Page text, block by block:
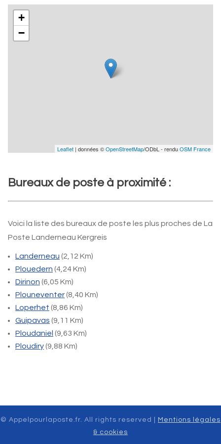
+
−
Leaflet | données ©OpenStreetMap/ODbL - renduOSM France
Bureaux de poste à proximité :
Voici la liste des bureaux de poste les plus proches de La
Poste Landerneau Kergreis
Landerneau (2,12 Km)
Plouedern (4,24 Km)
Dirinon (6,05 Km)
Plouneventer(8,40 Km)
Loperhet (8,86 Km)
Guipavas (9,11 Km)
Ploudaniel (9,63 Km)
Ploudiry(9,88 Km)
© Appelpourlaposte.fr. All rights reserved |
Mentions légales
& cookies